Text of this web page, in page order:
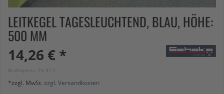
LEITKEGEL TAGESLEUCHTEND, BLAU, HÖHE:
500 MM
14,26 € *
Bruttopreis: 16,97 €
*zzgl. MwSt. zzgl. Versandkosten